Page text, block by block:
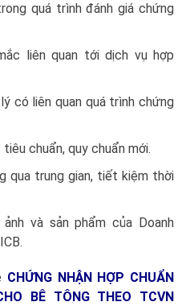
quá trình đánh giá chứng
liên quan tới dịch vụ hợp
có liên quan quá trình chứng
chuẩn, quy chuẩn mới.
qua trung gian, tiết kiệm thời
và sản phẩm của Doanh
CHỨNG NHẬN HỢP CHUẨN
BÊ TÔNG THEO TCVN